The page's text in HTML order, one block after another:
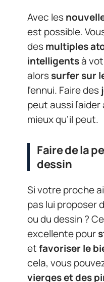
Avec les
est possible.
desmultiples
intelligentsà
alorssurfer sur
l’ennui. Faire des
peut aussi
mieux qu’il peut.
Faire de la
dessin
Si votre proche
pas lui proposer
ou du dessin ?
excellente pour
etfavoriser le
cela, vous
vierges et des